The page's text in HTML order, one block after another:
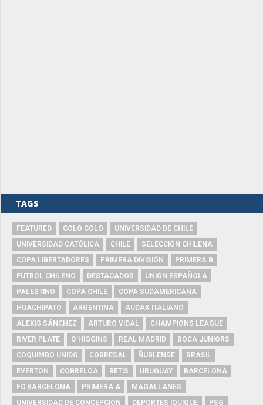
TAGS
FEATURED COLO COLO
UNIVERSIDAD DE CHILE
UNIVERSIDAD CATÓLICA
CHILE
SELECCIÓN CHILENA
COPA LIBERTADORES
PRIMERA DIVISIÓN
PRIMERA B
FUTBOL CHILENO
DESTACADOS
UNIÓN ESPAÑOLA
PALESTINO
COPA CHILE
COPA SUDAMERICANA
HUACHIPATO
ARGENTINA
AUDAX ITALIANO
ALEXIS SÁNCHEZ
ARTURO VIDAL
CHAMPIONS LEAGUE
RIVER PLATE
O'HIGGINS REAL MADRID
BOCA JUNIORS
COQUIMBO UNIDO
COBRESAL ÑUBLENSE
BRASIL
EVERTON
COBRELOA BETIS URUGUAY
BARCELONA
FC BARCELONA
PRIMERA A
MAGALLANES
UNIVERSIDAD DE CONCEPCIÓN
DEPORTES IQUIQUE PSG